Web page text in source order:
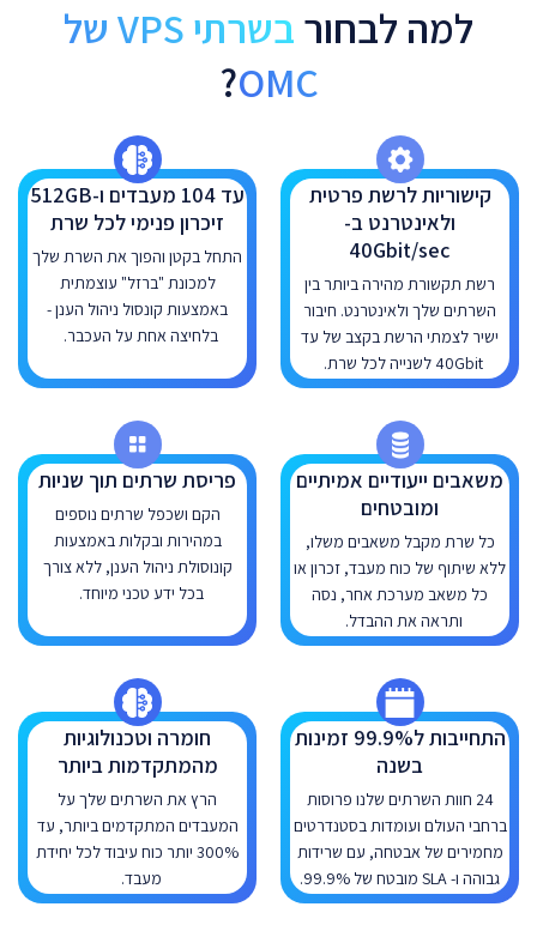
למה לבחור
בשרתי VPS של
OMC
?
קישוריות לרשת פרטית
ולאינטרנט ב-
40Gbit/sec
רשת תקשורת מהירה ביותר בין
השרתים שלך ולאינטרנט. חיבור
ישיר לצמתי הרשת בקצב של עד
40Gbit לשנייה לכל שרת.
עד 104 מעבדים ו-512GB
זיכרון פנימי לכל שרת
התחל בקטן והפוך את השרת שלך
למכונת "ברזל" עוצמתית
באמצעות קונסול ניהול הענן -
בלחיצה אחת על העכבר.
משאבים ייעודיים אמיתיים
ומובטחים
כל שרת מקבל משאבים משלו,
ללא שיתוף של כוח מעבד, זכרון או
כל משאב מערכת אחר, נסה
ותראה את ההבדל.
פריסת שרתים תוך שניות
הקם ושכפל שרתים נוספים
במהירות ובקלות באמצעות
קונוסולת ניהול הענן, ללא צורך
בכל ידע טכני מיוחד.
התחייבות ל99.9% זמינות
בשנה
24 חוות השרתים שלנו פרוסות
ברחבי העולם ועומדות בסטנדרטים
מחמירים של אבטחה, עם שרידות
גבוהה ו- SLA מובטח של 99.9%.
חומרה וטכנולוגיות
מהמתקדמות ביותר
הרץ את השרתים שלך על
המעבדים המתקדמים ביותר, עד
300% יותר כוח עיבוד לכל יחידת
מעבד.